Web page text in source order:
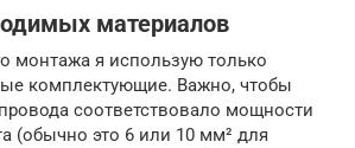
материалов
монтажа я использую только
комплектующие. Важно, чтобы
соответствовало мощности
(обычно это 6 или 10 мм² для